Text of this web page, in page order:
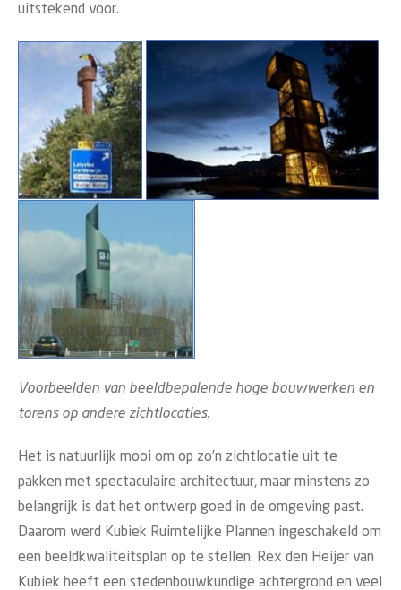
uitstekend voor.
Voorbeelden van beeldbepalende hoge bouwwerken en
torens op andere zichtlocaties.
Het is natuurlijk mooi om op zo’n zichtlocatie uit te
pakken met spectaculaire architectuur, maar minstens zo
belangrijk is dat het ontwerp goed in de omgeving past.
Daarom werd Kubiek Ruimtelijke Plannen ingeschakeld om
een beeldkwaliteitsplan op te stellen. Rex den Heijer van
Kubiek heeft een stedenbouwkundige achtergrond en veel